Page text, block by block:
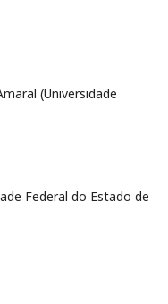
(Universidade
Federal do Estado de